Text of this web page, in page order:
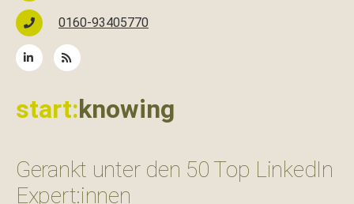
0160-93405770
start:knowing
Gerankt unter den 50 Top LinkedIn
Expert:innen